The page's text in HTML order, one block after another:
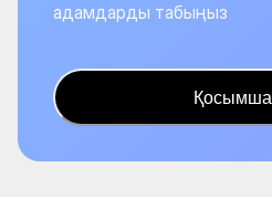
адамдарды табыңыз